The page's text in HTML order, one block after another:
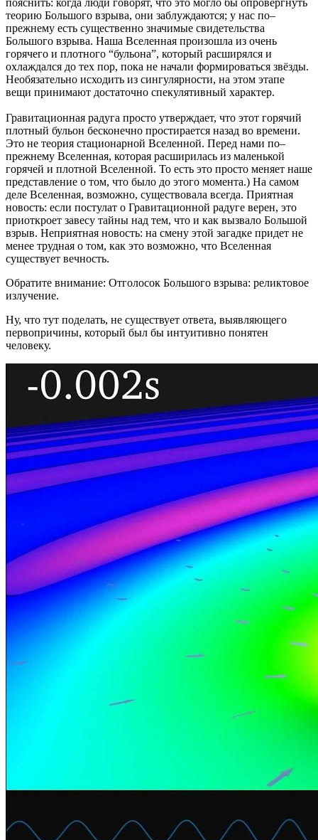
теорию Большого взрыва, они заблуждаются; у нас по–
прежнему есть существенно значимые свидетельства
Большого взрыва. Наша Вселенная произошла из очень
горячего и плотного “бульона”, который расширялся и
охлаждался до тех пор, пока не начали формироваться звёзды.
Необязательно исходить из сингулярности, на этом этапе
вещи принимают достаточно спекулятивный характер.
Гравитационная радуга просто утверждает, что этот горячий
плотный бульон бесконечно простирается назад во времени.
Это не теория стационарной Вселенной. Перед нами по–
прежнему Вселенная, которая расширилась из маленькой
горячей и плотной Вселенной. То есть это просто меняет наше
представление о том, что было до этого момента.) На самом
деле Вселенная, возможно, существовала всегда. Приятная
новость: если постулат о Гравитационной радуге верен, это
приоткроет завесу тайны над тем, что и как вызвало Большой
взрыв. Неприятная новость: на смену этой загадке придет не
менее трудная о том, как это возможно, что Вселенная
существует вечность.
Обратите внимание: Отголосок Большого взрыва: реликтовое
излучение.
Ну, что тут поделать, не существует ответа, выявляющего
первопричины, который был бы интуитивно понятен
человеку.